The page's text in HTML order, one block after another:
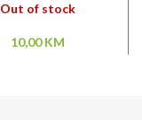
Out of stock
10,00KM